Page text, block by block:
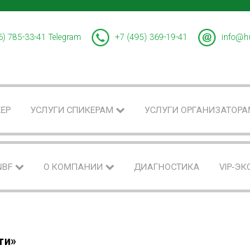
785-33-41 Telegram +7 (495) 369-19-41
УСЛУГИ СПИКЕРАМ УСЛУГИ
О КОМПАНИИ ДИАГНОСТИКА VIP-